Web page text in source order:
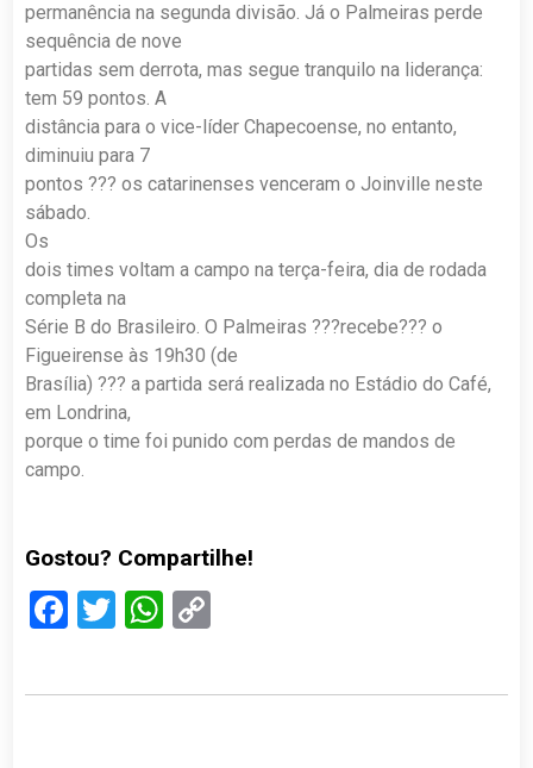
permanência na segunda divisão. Já o Palmeiras perde
sequência de nove
partidas sem derrota, mas segue tranquilo na liderança:
tem 59 pontos. A
distância para o vice-líder Chapecoense, no entanto,
diminuiu para 7
pontos ??? os catarinenses venceram o Joinville neste
sábado.
Os
dois times voltam a campo na terça-feira, dia de rodada
completa na
Série B do Brasileiro. O Palmeiras ???recebe??? o
Figueirense às 19h30 (de
Brasília) ??? a partida será realizada no Estádio do Café,
em Londrina,
porque o time foi punido com perdas de mandos de
campo.
Gostou? Compartilhe!
Facebook
TwitterWhatsApp